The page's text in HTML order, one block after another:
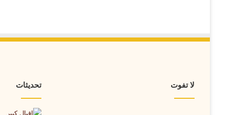
لا تفوت تحديثات